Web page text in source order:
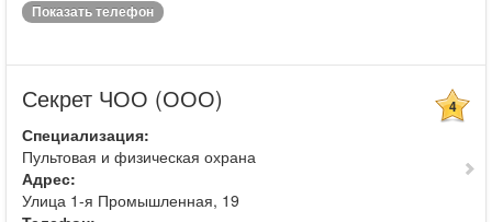
Показать телефон
Секрет ЧОО (ООО) 4
Специализация:
Пультовая и физическая охрана
Адрес:
Улица 1-я Промышленная, 19